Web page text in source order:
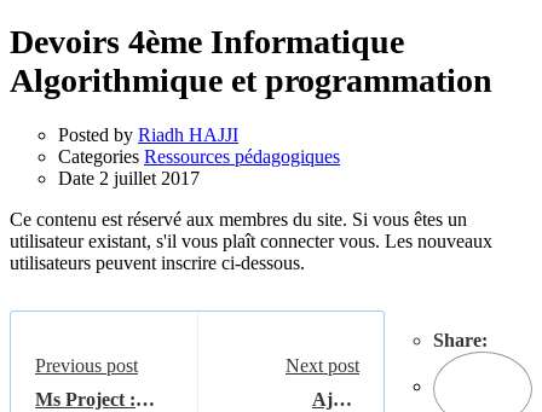
Devoirs 4ème Informatique
Algorithmique et programmation
Posted by Riadh HAJJI
Categories Ressources pédagogiques
Date 2 juillet 2017
Ce contenu est réservé aux membres du site. Si vous êtes un
utilisateur existant, s'il vous plaît connecter vous. Les nouveaux
utilisateurs peuvent inscrire ci-dessous.
Share:
Previous post
Ms Project :
Next post
Ajout